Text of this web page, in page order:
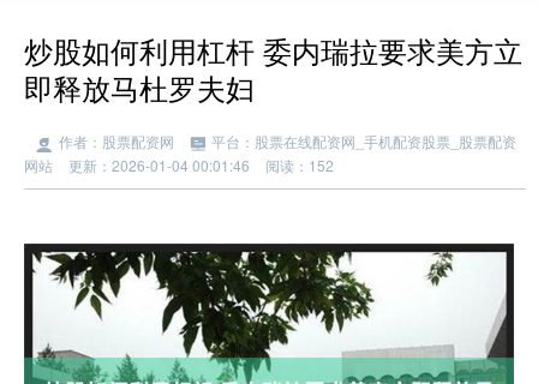
炒股如何利用杠杆 委内瑞拉要求美方立
即释放马杜罗夫妇
作者：股票配资网
平台：股票在线配资网_手机配资股票_股票配资
网站
更新：2026-01-04 00:01:46 阅读：152